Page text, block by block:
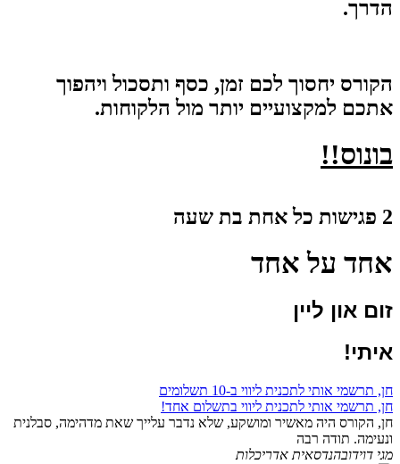
הדרך.
הקורס יחסוך לכם זמן, כסף ותסכול ויהפוך
אתכם למקצועיים יותר מול הלקוחות.
בונוס!!
2 פגישות כל אחת בת שעה
אחד על אחד
זום און ליין
איתי!
חן, תרשמי אותי לתכנית ליווי ב-10 תשלומים
חן, תרשמי אותי לתכנית ליווי בתשלום אחד!
חן, הקורס היה מאשיר ומושקע, שלא נדבר עלייך שאת מדהימה, סבלנית
ונעימה. תודה רבה
מגי דוידובהנדסאית אדריכלות